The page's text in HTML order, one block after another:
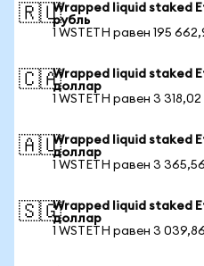
🇷🇺Wrapped liquid staked
рубль
1 WSTETH равен 195
🇨🇦Wrapped liquid staked
доллар
1 WSTETH равен 3 318,02
🇦🇺Wrapped liquid staked
доллар
1 WSTETH равен 3
🇸🇬Wrapped liquid staked
доллар
1 WSTETH равен 3